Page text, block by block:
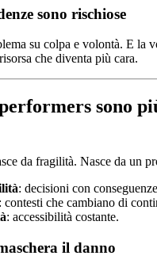
sono rischiose
su colpa e volontà. E la
che diventa più cara.
sono
da fragilità. Nasce da un
: decisioni con
: contesti che cambiano di
: accessibilità costante.
il danno